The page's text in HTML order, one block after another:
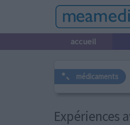
accueil
médicaments
Expériences